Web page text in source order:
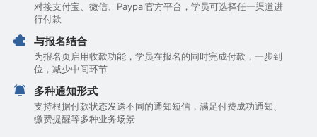
对接支付宝、微信、Paypal官方平台，学员可选择任一渠道进
行付款
与报名结合
为报名页启用收款功能，学员在报名的同时完成付款，一步到
位，减少中间环节
多种通知形式
支持根据付款状态发送不同的通知短信，满足付费成功通知、
缴费提醒等多种业务场景